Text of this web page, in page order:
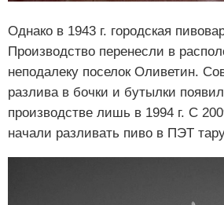
Однако в 1943 г. городская
Производство перенесли в
неподалеку поселок Оливетин.
разлива в бочки и бутылки
производстве лишь в 1994 г. С
начали разливать пиво в ПЭТ